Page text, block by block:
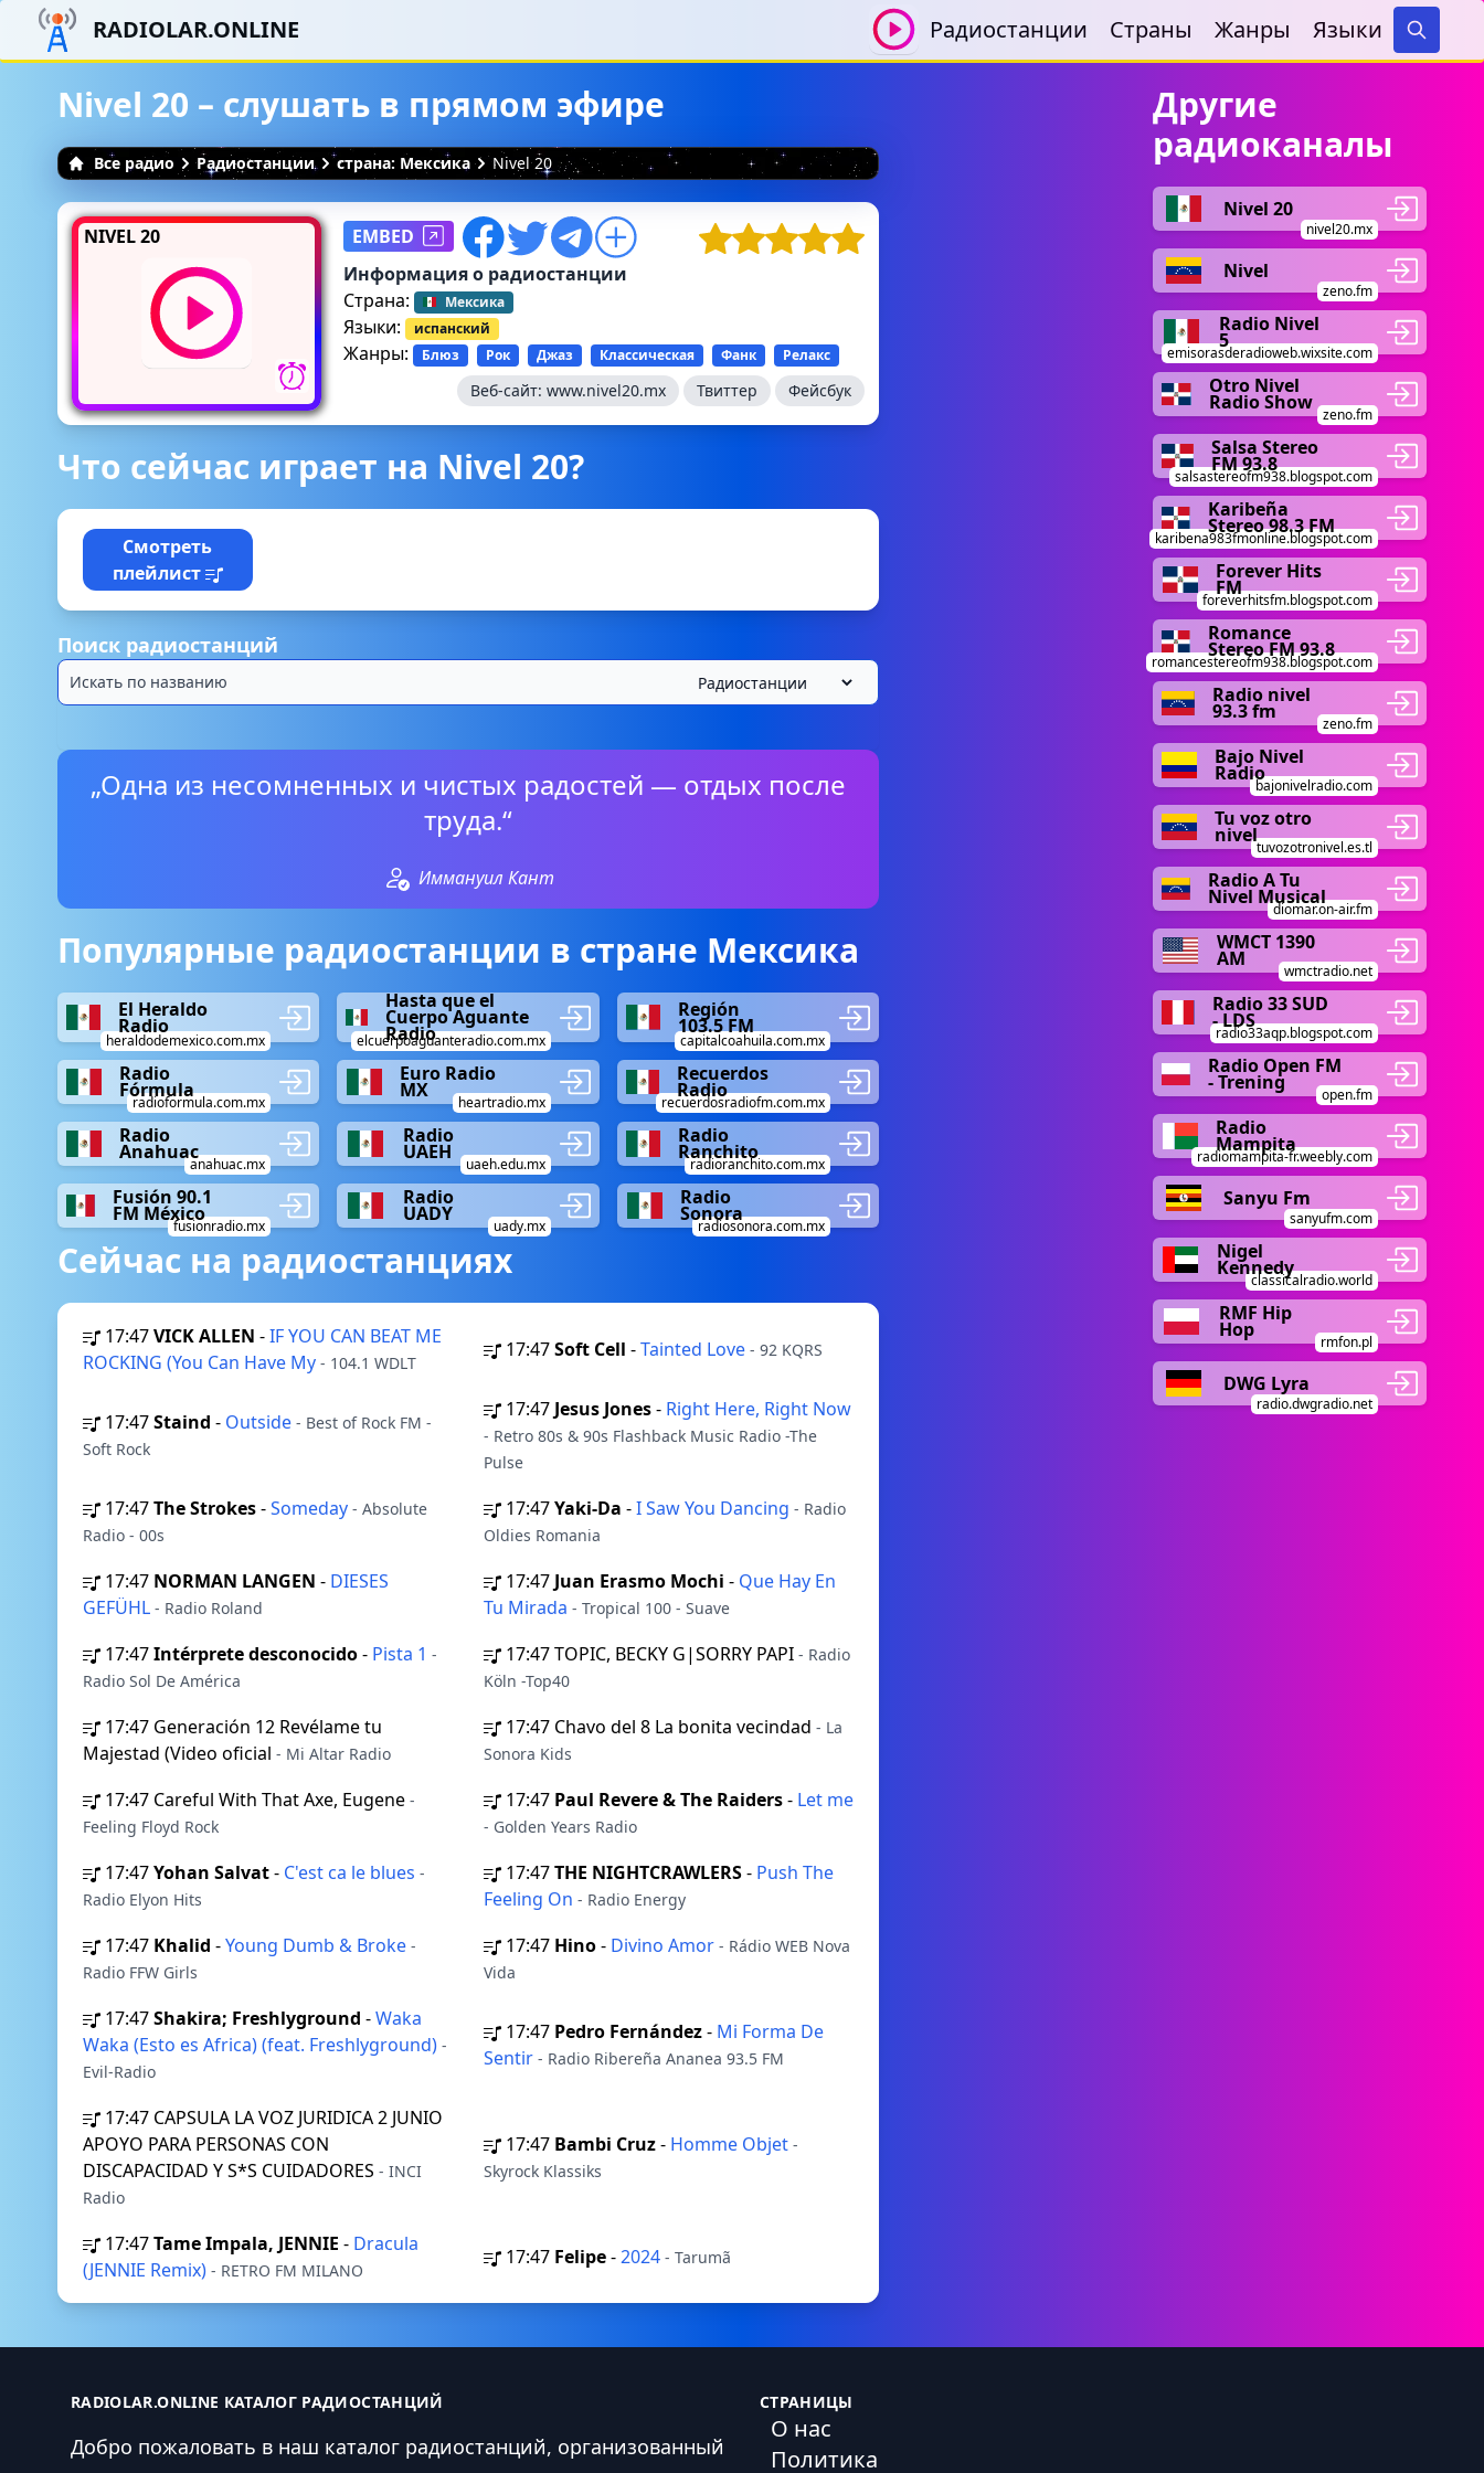
RADIOLAR.ONLINE Радиостанции Страны Жанры Языки
Search
Nivel 20 – слушать в прямом эфире
Все радио Радиостанции страна: Мексика Nivel 20
NIVEL 20
EMBED
Информация о радиостанции
Страна:
Мексика
Языки: испанский
Жанры: Блюз Рок Джаз Классическая Фанк Релакс
Веб-сайт: www.nivel20.mx Твиттер Фейсбук
Что сейчас играет на Nivel 20?
Смотреть
плейлист
Поиск радиостанций
„Одна из несомненных и чистых радостей — отдых после
труда.“
Иммануил Кант
Популярные радиостанции в стране Мексика
El Heraldo
Radio
heraldodemexico.com.mx
Hasta que el
Cuerpo Aguante
Radio
elcuerpoaguanteradio.com.mx
Región
103.5 FM
capitalcoahuila.com.mx
Radio
Fórmula
radioformula.com.mx
Euro Radio
MX
heartradio.mx
Recuerdos
Radio
recuerdosradiofm.com.mx
Radio
Anahuac
anahuac.mx
Radio
UAEH
uaeh.edu.mx
Radio
Ranchito
radioranchito.com.mx
Fusión 90.1
FM México
fusionradio.mx
Radio
UADY
uady.mx
Radio
Sonora
radiosonora.com.mx
Сейчас на радиостанциях
17:47VICK ALLEN -IF YOU CAN BEAT ME
ROCKING (You Can Have My - 104.1 WDLT
17:47Soft Cell -Tainted Love - 92 KQRS
17:47Staind - Outside - Best of Rock FM -
Soft Rock
17:47 Jesus Jones- Right Here, Right Now
- Retro 80s & 90s Flashback Music Radio -The
Pulse
17:47The Strokes-Someday - Absolute
Radio - 00s
17:47Yaki-Da -I Saw You Dancing - Radio
Oldies Romania
17:47 NORMAN LANGEN - DIESES
GEFÜHL - Radio Roland
17:47 Juan Erasmo Mochi - Que Hay En
Tu Mirada - Tropical 100 - Suave
17:47Intérprete desconocido- Pista 1 -
Radio Sol De América
17:47TOPIC, BECKY G|SORRY PAPI - Radio
Köln -Top40
17:47 Generación 12 Revélame tu
Majestad (Video oficial - Mi Altar Radio
17:47 Chavo del 8 La bonita vecindad - La
Sonora Kids
17:47 Careful With That Axe, Eugene -
Feeling Floyd Rock
17:47 Paul Revere & The Raiders- Let me
- Golden Years Radio
17:47Yohan Salvat- C'est ca le blues -
Radio Elyon Hits
17:47THE NIGHTCRAWLERS- Push The
Feeling On - Radio Energy
17:47 Khalid -Young Dumb & Broke -
Radio FFW Girls
17:47 Hino- Divino Amor - Rádio WEB Nova
Vida
17:47Shakira; Freshlyground -Waka
Waka (Esto es Africa) (feat. Freshlyground) -
Evil-Radio
17:47 Pedro Fernández- Mi Forma De
Sentir - Radio Ribereña Ananea 93.5 FM
17:47 CAPSULA LA VOZ JURIDICA 2 JUNIO
APOYO PARA PERSONAS CON
DISCAPACIDAD Y S*S CUIDADORES - INCI
Radio
17:47 Bambi Cruz- Homme Objet -
Skyrock Klassiks
17:47Tame Impala, JENNIE - Dracula
(JENNIE Remix) - RETRO FM MILANO
17:47 Felipe-2024 - Tarumã
Другие
радиоканалы
Nivel 20
nivel20.mx
Nivel
zeno.fm
Radio Nivel
5
emisorasderadioweb.wixsite.com
Otro Nivel
Radio Show
zeno.fm
Salsa Stereo
FM 93.8
salsastereofm938.blogspot.com
Karibeña
Stereo 98.3 FM
karibena983fmonline.blogspot.com
Forever Hits
FM
foreverhitsfm.blogspot.com
Romance
Stereo FM 93.8
romancestereofm938.blogspot.com
Radio nivel
93.3 fm
zeno.fm
Bajo Nivel
Radio
bajonivelradio.com
Tu voz otro
nivel
tuvozotronivel.es.tl
Radio A Tu
Nivel Musical
diomar.on-air.fm
WMCT 1390
AM
wmctradio.net
Radio 33 SUD
- LDS
radio33aqp.blogspot.com
Radio Open FM
- Trening
open.fm
Radio
Mampita
radiomampita-fr.weebly.com
Sanyu Fm
sanyufm.com
Nigel
Kennedy
classicalradio.world
RMF Hip
Hop
rmfon.pl
DWG Lyra
radio.dwgradio.net
RADIOLAR.ONLINE КАТАЛОГ РАДИОСТАНЦИЙ
Добро пожаловать в наш каталог радиостанций, организованный
СТРАНИЦЫ
О нас
Политика